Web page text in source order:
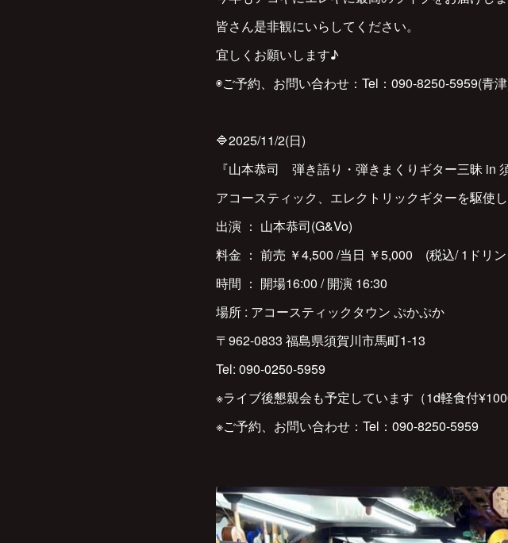
皆さん是非観にいらしてください。
宜しくお願いします♪
◉ご予約、お問い合わせ：Tel：090-8250-5959(青
🔷2025/11/2(日)
『山本恭司 弾き語り・弾きまくりギター三昧 in
アコースティック、エレクトリックギターを駆使
出演 ： 山本恭司(G&Vo)
料金 ： 前売 ￥4,500 /当日 ￥5,000 (税込/ 1ドリ
時間 ： 開場16:00 / 開演 16:30
場所 : アコースティックタウン ぷかぷか
〒962-0833 福島県須賀川市馬町1-13
Tel: 090-0250-5959
※ライブ後懇親会も予定しています（1d軽食付
※ご予約、お問い合わせ：Tel：090-8250-5959